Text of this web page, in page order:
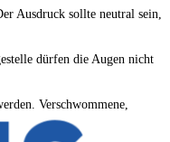
Ausdruck sollte neutral sein,
dürfen die Augen nicht
Verschwommene,